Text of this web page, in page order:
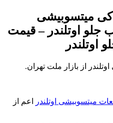
میتسوبیشی
جلو اوتلندر – قیمت
اوتلندر
از بازار ملت تهران.
میتسوبیشی اوتلندر
اعم از